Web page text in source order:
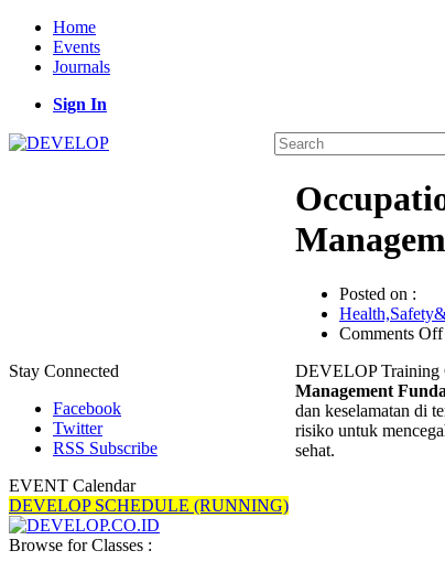
Home
Events
Journals
Sign In
Stay Connected
Facebook
Twitter
RSS Subscribe
EVENT Calendar
DEVELOP SCHEDULE (RUNNING)
Browse for Classes :
Posted on :
Comments Off
DEVELOP Training
Management
dan keselamatan di
risiko untuk
sehat.